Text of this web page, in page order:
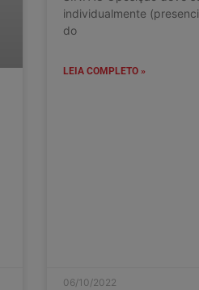
individualmente
do
LEIA COMPLETO »
06/10/2022